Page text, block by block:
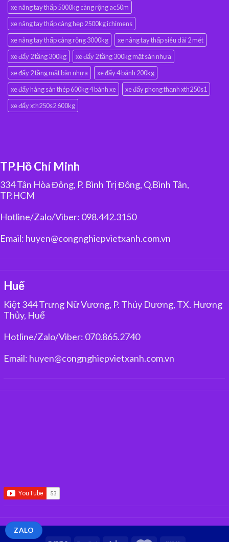
xe nâng tay thấp 5000kg càng rộng ac50m
xe nâng tay thấp càng hẹp 2500kg ichimens
xe nâng tay thấp càng rộng 3000kg
xe nâng tay thấp siêu dài 2 mét
xe đẩy 2 tầng 300kg
xe đẩy 2 tầng 300kg mặt sàn nhựa
xe đẩy 2 tầng mặt bàn nhựa
xe đẩy 4 bánh 200kg
xe đẩy hàng sàn thép 600kg 4 bánh xe
xe đẩy phong thạnh xth250s1
xe đẩy xth250s2 600kg
TP.Hồ Chí Minh
334 Tân Hòa Đông, P. Bình Trị Đông, Q.Bình Tân,
TP.HCM
Hotline/Zalo/Viber: 098.442.3150
Email: huyen@congnghiepvietxanh.com.vn
Huế
Kiệt 344 Trưng Nữ Vương, P. Thủy Dương, TX. Hương
Thủy, Huế
Hotline/Zalo/Viber: 070.865.2740
Email: huyen@congnghiepvietxanh.com.vn
ZALO